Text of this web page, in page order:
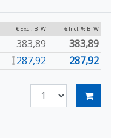
€ Excl. BTW € Incl. % BTW
383,89 383,89
287,92 287,92